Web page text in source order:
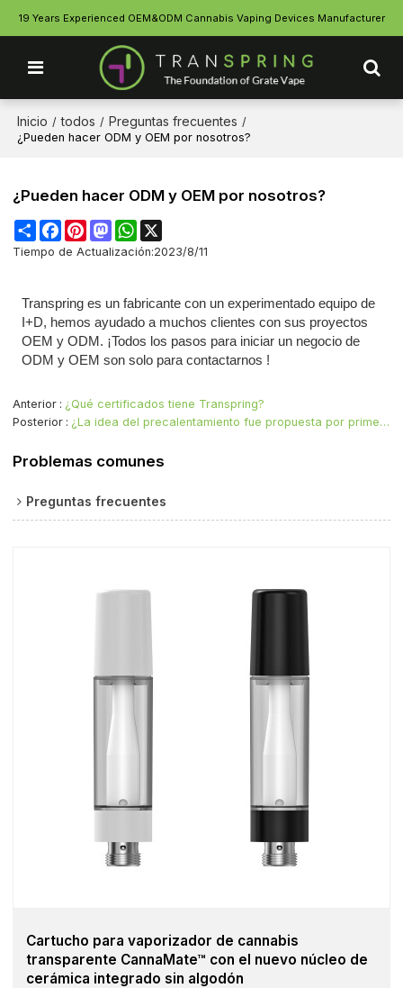
19 Years Experienced OEM&ODM Cannabis Vaping Devices Manufacturer
Inicio / todos / Preguntas frecuentes /
¿Pueden hacer ODM y OEM por nosotros?
¿Pueden hacer ODM y OEM por nosotros?
ShareFacebookPinterestMastodonWhatsApp
Tiempo de Actualización:2023/8/11
Transpring es un fabricante con un experimentado equipo de
I+D, hemos ayudado a muchos clientes con sus proyectos
OEM y ODM. ¡Todos los pasos para iniciar un negocio de
ODM y OEM son solo paracontactarnos !
Anterior
¿Qué certificados tiene Transpring?
Posterior
¿La idea del precalentamiento fue propuesta por primera vez por Transpring?
Problemas comunes
Preguntas frecuentes
Cartucho para vaporizador de cannabis
transparente CannaMate™ con el nuevo núcleo de
cerámica integrado sin algodón